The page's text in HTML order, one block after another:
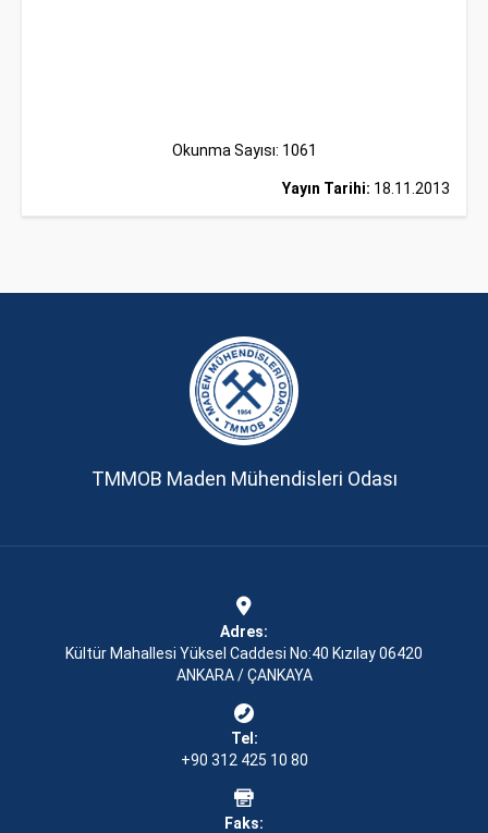
Okunma Sayısı: 1061
Yayın Tarihi: 18.11.2013
TMMOB Maden Mühendisleri Odası
Adres:
Kültür Mahallesi Yüksel Caddesi No:40 Kızılay 06420
ANKARA / ÇANKAYA
Tel:
+90 312 425 10 80
Faks: